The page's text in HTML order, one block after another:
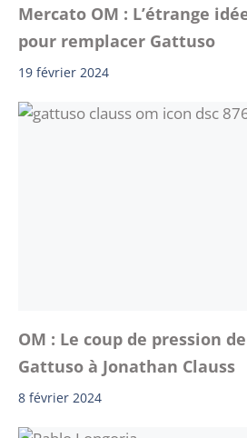
Mercato OM : L’étrange
pour remplacer Gattuso
19 février 2024
OM : Le coup de pression
Gattuso à Jonathan Clauss
8 février 2024